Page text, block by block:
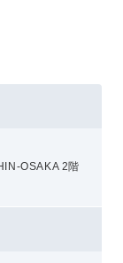
OSAKA 2階